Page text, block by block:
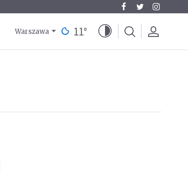
Warszawa 11°